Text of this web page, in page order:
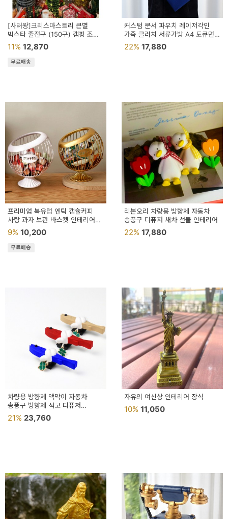
[사러왕]크리스마스트리 큰별
빅스타 줄전구 (150구) 캠핑 조명
크리스마스 트리 전구 장식 조명
감성전구
11% 12,870
무료배송
커스텀 문서 파우치 레이저각인
가죽 클러치 서류가방 A4 도큐먼트
화일 바인더
22% 17,880
프리미엄 북유럽 엔틱 캡슐커피
사탕 과자 보관 바스켓 인테리어
스틸 보관함
9% 10,200
무료배송
리본오리 차량용 방향제 자동차
송풍구 디퓨저 새차 선물 인테리어
22% 17,880
차량용 방향제 액막이 자동차
송풍구 방향제 석고 디퓨저
행운북어
21% 23,760
자유의 여신상 인테리어 장식
10% 11,050